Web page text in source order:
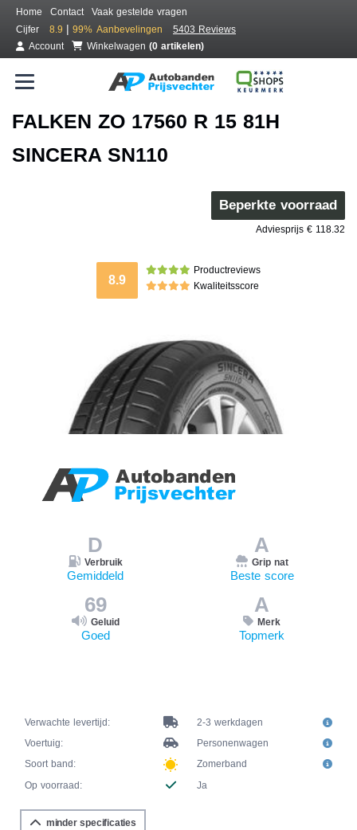
Home Contact
Vaak gestelde vragen
Cijfer
8.9 | 99% Aanbevelingen
5403 Reviews
Account
Winkelwagen (0 artikelen)
FALKEN ZO 17560 R 15 81H
SINCERA SN110
Beperkte voorraad
Adviesprijs € 118.32
8.9
Productreviews
Kwaliteitsscore
D
Verbruik
Gemiddeld
A
Grip nat
Beste score
69
Geluid
Goed
A
Merk
Topmerk
Verwachte levertijd:
2-3 werkdagen
Voertuig:
Personenwagen
Soort band:
Zomerband
Op voorraad:
Ja
minder specificaties